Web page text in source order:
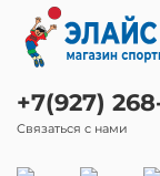
+7(927)
Связаться с нами